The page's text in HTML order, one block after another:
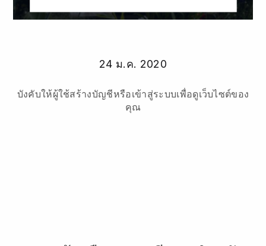
24 ม.ค. 2020
บังคับให้ผู้ใช้สร้างบัญชีหรือเข้าสู่ระบบเพื่อดูเว็บไซต์ของ
คุณ